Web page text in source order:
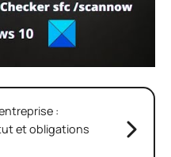
:
et obligations